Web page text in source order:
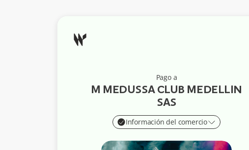
Pago a
M MEDUSSA CLUB MEDELLIN
SAS
Información del comercio